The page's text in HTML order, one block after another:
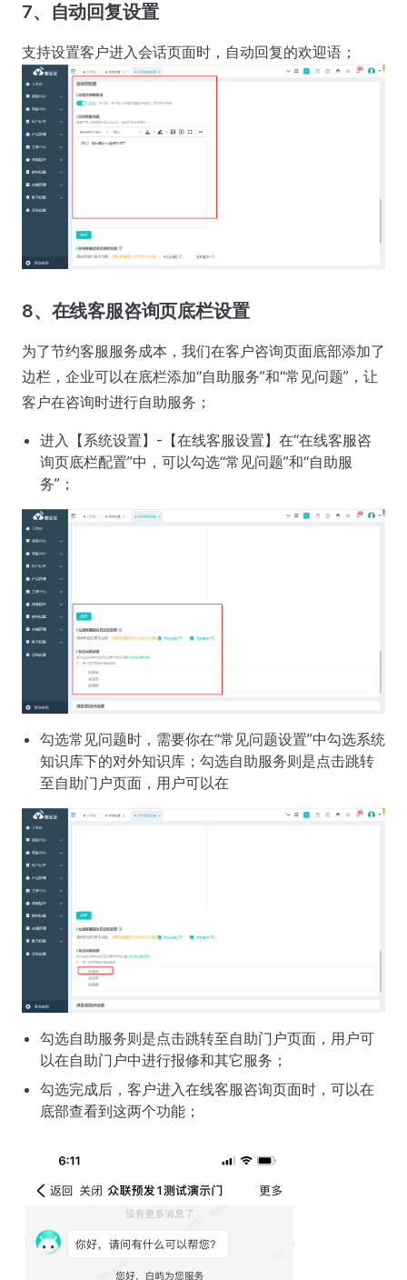
7、自动回复设置
支持设置客户进入会话页面时，自动回复的欢迎语；
8、在线客服咨询页底栏设置
为了节约客服服务成本，我们在客户咨询页面底部添加了
边栏，企业可以在底栏添加“自助服务”和“常见问题”，让
客户在咨询时进行自助服务；
进入【系统设置】-【在线客服设置】在“在线客服咨
询页底栏配置”中，可以勾选“常见问题”和“自助服
务”；
勾选常见问题时，需要你在“常见问题设置”中勾选系统
知识库下的对外知识库；勾选自助服务则是点击跳转
至自助门户页面，用户可以在
勾选自助服务则是点击跳转至自助门户页面，用户可
以在自助门户中进行报修和其它服务；
勾选完成后，客户进入在线客服咨询页面时，可以在
底部查看到这两个功能；